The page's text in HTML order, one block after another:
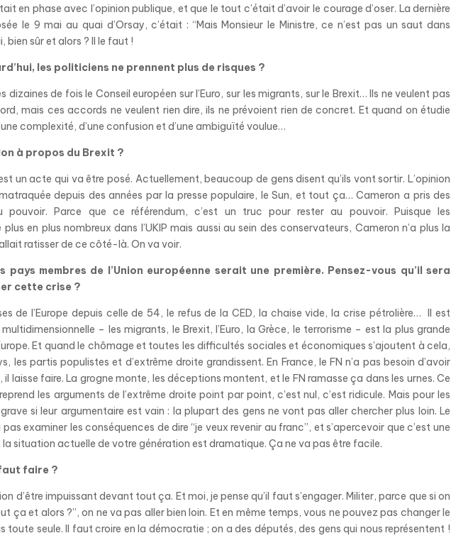
en phase avec l’opinion publique, et que le tout c’était d’avoir le courage d’oser. La dernière
le 9 mai au quai d’Orsay, c’était : “Mais Monsieur le Ministre, ce n’est pas un saut dans
bien sûr et alors ? Il le faut !
les politiciens ne prennent plus de risques ?
dizaines de fois le Conseil européen sur l’Euro, sur les migrants, sur le Brexit… Ils ne veulent pas
mais ces accords ne veulent rien dire, ils ne prévoient rien de concret. Et quand on étudie
complexité, d’une confusion et d’une ambiguïté voulue…
à propos du Brexit ?
un acte qui va être posé. Actuellement, beaucoup de gens disent qu’ils vont sortir. L’opinion
depuis des années par la presse populaire, le Sun, et tout ça… Cameron a pris des
pouvoir. Parce que ce référendum, c’est un truc pour rester au pouvoir. Puisque les
en plus nombreux dans l’UKIP mais aussi au sein des conservateurs, Cameron n’a plus la
allait ratisser de ce côté-là. On va voir.
pays membres de l’Union européenne serait une première. Pensez-vous qu’il sera
cette crise ?
de l’Europe depuis celle de 54, le refus de la CED, la chaise vide, la crise pétrolière… Il est
– les migrants, le Brexit, l’Euro, la Grèce, le terrorisme – est la plus grande
Et quand le chômage et toutes les difficultés sociales et économiques s’ajoutent à cela,
les partis populistes et d’extrême droite grandissent. En France, le FN n’a pas besoin d’avoir
il laisse faire. La grogne monte, les déceptions montent, et le FN ramasse ça dans les urnes. Ce
les arguments de l’extrême droite point par point, c’est nul, c’est ridicule. Mais pour les
si leur argumentaire est vain : la plupart des gens ne vont pas aller chercher plus loin. Le
examiner les conséquences de dire “je veux revenir au franc”, et s’apercevoir que c’est une
la situation actuelle de votre génération est dramatique. Ça ne va pas être facile.
faire ?
d’être impuissant devant tout ça. Et moi, je pense qu’il faut s’engager. Militer, parce que si on
ça et alors ?”, on ne va pas aller bien loin. Et en même temps, vous ne pouvez pas changer le
toute seule. Il faut croire en la démocratie ; on a des députés, des gens qui nous représentent !